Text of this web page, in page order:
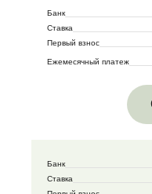
Банк
Ставка
Первый взнос
Ежемесячный платеж
Банк
Ставка